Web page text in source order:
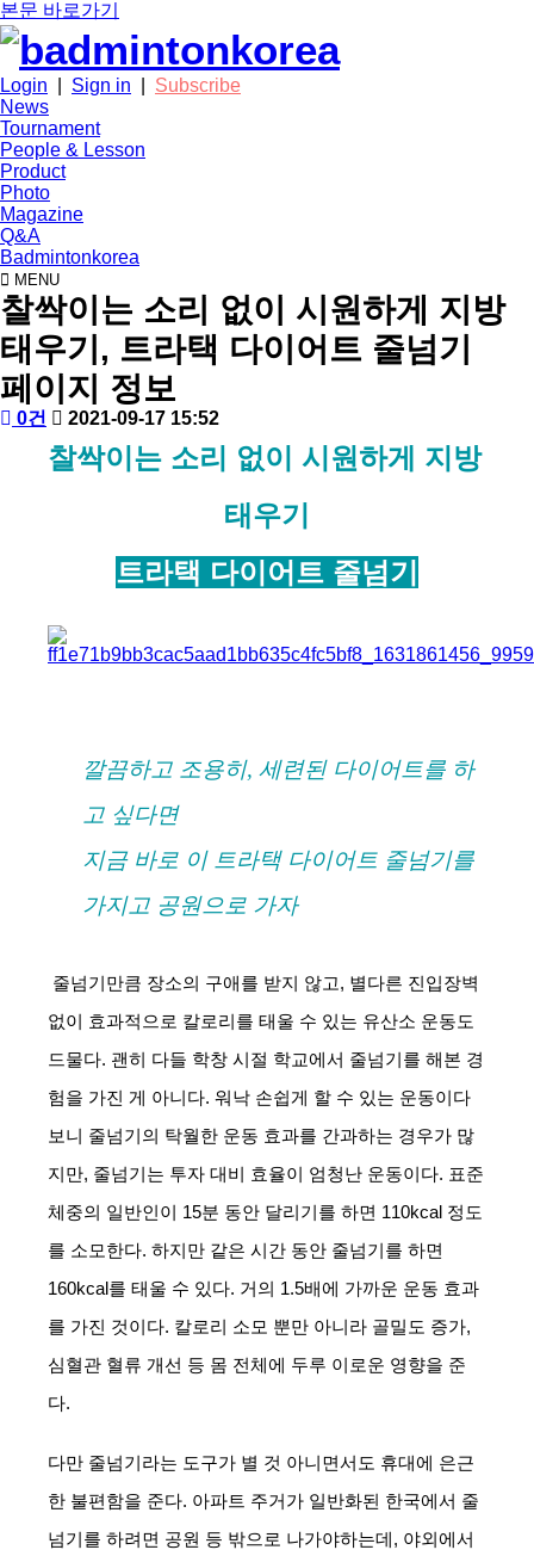
본문 바로가기
Login Sign in
Subscribe
News
Tournament
People & Lesson
Product
Photo
Magazine
Q&A
Badmintonkorea
MENU
product
찰싹이는 소리 없이 시원하게 지방
태우기, 트라택 다이어트 줄넘기
페이지 정보
작
배
댓0건 작
일
2021-09-17 15:52
찰싹이는 소리 없이 시원하게 지방
태우기
트라택 다이어트 줄넘기
깔끔하고 조용히, 세련된 다이어트를 하
고 싶다면
지금 바로 이 트라택 다이어트 줄넘기를
가지고 공원으로 가자
줄넘기만큼 장소의 구애를 받지 않고, 별다른 진입장벽
없이 효과적으로 칼로리를 태울 수 있는 유산소 운동도
드물다. 괜히 다들 학창 시절 학교에서 줄넘기를 해본 경
험을 가진 게 아니다. 워낙 손쉽게 할 수 있는 운동이다
보니 줄넘기의 탁월한 운동 효과를 간과하는 경우가 많
지만, 줄넘기는 투자 대비 효율이 엄청난 운동이다. 표준
체중의 일반인이 15분 동안 달리기를 하면 110kcal 정도
를 소모한다. 하지만 같은 시간 동안 줄넘기를 하면
160kcal를 태울 수 있다. 거의 1.5배에 가까운 운동 효과
를 가진 것이다. 칼로리 소모 뿐만 아니라 골밀도 증가,
심혈관 혈류 개선 등 몸 전체에 두루 이로운 영향을 준
다.
다만 줄넘기라는 도구가 별 것 아니면서도 휴대에 은근
한 불편함을 준다. 아파트 주거가 일반화된 한국에서 줄
넘기를 하려면 공원 등 밖으로 나가야하는데, 야외에서